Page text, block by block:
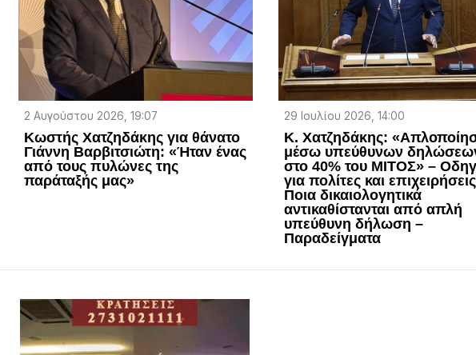
2 Αυγούστου 2026, 19:07
Κωστής Χατζηδάκης για θάνατο
Γιάννη Βαρβιτσιώτη: «Ήταν ένας
από τους πυλώνες της
παράταξής μας»
29 Ιουλίου 2026, 14:00
Κ. Χατζηδάκης:
μέσω υπεύθυνων
στο 40% του ΜΙΤΟΣ» –
για πολίτες και
Ποια δικαιολογητικά
αντικαθίστανται από απλή
υπεύθυνη δήλωση –
Παραδείγματα